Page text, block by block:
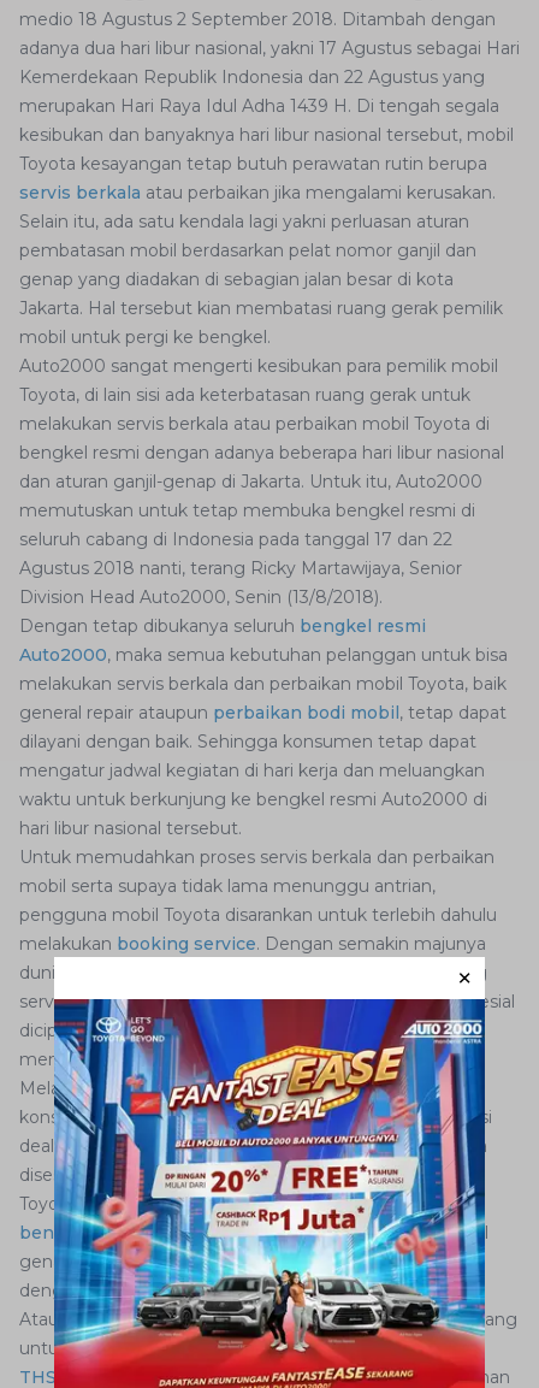
medio 18 Agustus 2 September 2018. Ditambah dengan
adanya dua hari libur nasional, yakni 17 Agustus sebagai Hari
Kemerdekaan Republik Indonesia dan 22 Agustus yang
merupakan Hari Raya Idul Adha 1439 H. Di tengah segala
kesibukan dan banyaknya hari libur nasional tersebut, mobil
Toyota kesayangan tetap butuh perawatan rutin berupa
servis berkala atau perbaikan jika mengalami kerusakan.
Selain itu, ada satu kendala lagi yakni perluasan aturan
pembatasan mobil berdasarkan pelat nomor ganjil dan
genap yang diadakan di sebagian jalan besar di kota
Jakarta. Hal tersebut kian membatasi ruang gerak pemilik
mobil untuk pergi ke bengkel.
Auto2000 sangat mengerti kesibukan para pemilik mobil
Toyota, di lain sisi ada keterbatasan ruang gerak untuk
melakukan servis berkala atau perbaikan mobil Toyota di
bengkel resmi dengan adanya beberapa hari libur nasional
dan aturan ganjil-genap di Jakarta. Untuk itu, Auto2000
memutuskan untuk tetap membuka bengkel resmi di
seluruh cabang di Indonesia pada tanggal 17 dan 22
Agustus 2018 nanti, terang Ricky Martawijaya, Senior
Division Head Auto2000, Senin (13/8/2018).
Dengan tetap dibukanya seluruh bengkel resmi
Auto2000, maka semua kebutuhan pelanggan untuk bisa
melakukan servis berkala dan perbaikan mobil Toyota, baik
general repair ataupun perbaikan bodi mobil, tetap dapat
dilayani dengan baik. Sehingga konsumen tetap dapat
mengatur jadwal kegiatan di hari kerja dan meluangkan
waktu untuk berkunjung ke bengkel resmi Auto2000 di
hari libur nasional tersebut.
Untuk memudahkan proses servis berkala dan perbaikan
mobil serta supaya tidak lama menunggu antrian,
pengguna mobil Toyota disarankan untuk terlebih dahulu
melakukan booking service. Dengan semakin majunya
dunia digital, konsumen bisa melakukan proses booking
service lewat aplikasiAuto2000 Mobileyang secara spesial
diciptakan untuk memudahkan pemilik mobil dalam
membeli dan merawat mobil Toyota di Auto2000.
Melalui fitur Workshop di aplikasi Auto2000 Mobile,
konsumen bisa mengatur sendiri tanggal, jam dan lokasi
dealer untuk melaksanakan servis berkala sehingga bisa
disesuaikan dengan jadwal kesibukan. Untuk pelanggan
Toyota yang berada di Jakarta dan ingin bertandang ke
bengkel resmi Auto2000yang terdampak aturan ganjil
genap, bisa menyesuaikan tanggal kunjungan sesuai
dengan pelat nomor mobilnya.
Atau bila konsumen benar-benar belum punya waktu luang
untuk berkunjung, mereka bisa memanfaatkan layanan
THS Auto2000 Home Serviceyang menyediakan layanan